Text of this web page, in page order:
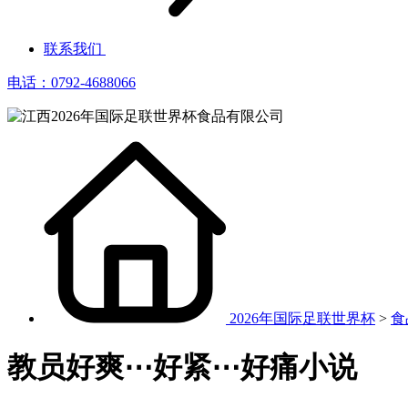
联系我们
电话：0792-4688066
2026年国际足联世界杯 > 食
教员好爽⋯好紧⋯好痛小说